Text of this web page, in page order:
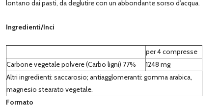
lontano dai pasti, da deglutire con un abbondante sorso d’acqua.
Ingredienti/Inci
per 4 compresse
Carbone vegetale polvere (Carbo ligni) 77%
1248 mg
Altri ingredienti: saccarosio; antiagglomeranti: gomma arabica,
magnesio stearato vegetale.
Formato